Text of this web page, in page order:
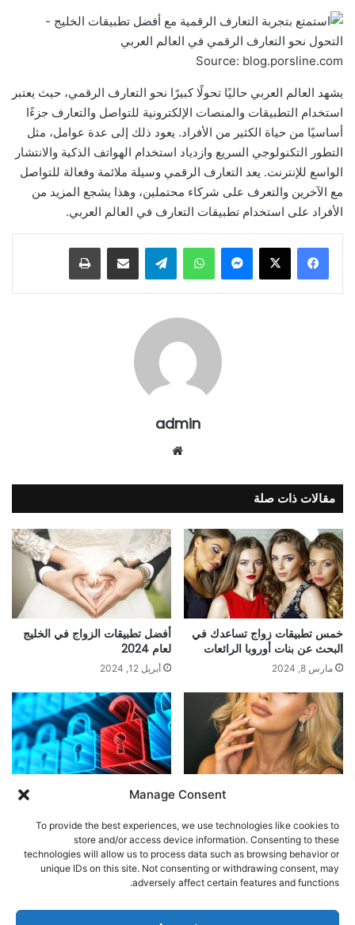
Manage Consent
To provide the best experiences, we use technologies like cookies to
store and/or access device information. Consenting to these
technologies will allow us to process data such as browsing behavior or
unique IDs on this site. Not consenting or withdrawing consent, may
adversely affect certain features and functions.
Source: blog.porsline.com
يشهد العالم العربي حاليًا تحولًا كبيرًا نحو التعارف الرقمي، حيث يعتبر
استخدام التطبيقات والمنصات الإلكترونية للتواصل والتعارف جزءًا
أساسيًا من حياة الكثير من الأفراد. يعود ذلك إلى عدة عوامل، مثل
التطور التكنولوجي السريع وازدياد استخدام الهواتف الذكية والانتشار
الواسع للإنترنت. يعد التعارف الرقمي وسيلة ملائمة وفعالة للتواصل
مع الآخرين والتعرف على شركاء محتملين، وهذا يشجع المزيد من
الأفراد على استخدام تطبيقات التعارف في العالم العربي.
ماسنجر واتساب تيلقرام مشاركة عبر البريد طباعة
admin
مقالات ذات صلة
خمس تطبيقات زواج تساعدك في
البحث عن بنات أوروبا الرائعات
مارس 8, 2024
أفضل تطبيقات الزواج في الخليج
لعام 2024
أبريل 12, 2024
أفضل تطبيقات للتعارف على
مارس 17, 2024
تحذيرات و طرق الحماية عند
مارس 6, 2024
اترك تعليقاً
يجب أنت تكون